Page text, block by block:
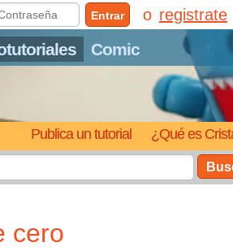
Comic
Publica un tutorial ¿Qué es
Entrar registrate
cero